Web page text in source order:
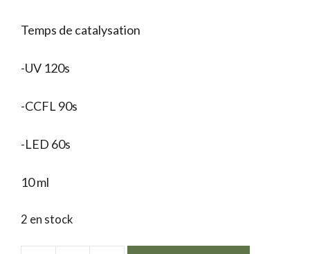
Temps de catalysation
-UV 120s
-CCFL 90s
-LED 60s
10 ml
2 en stock